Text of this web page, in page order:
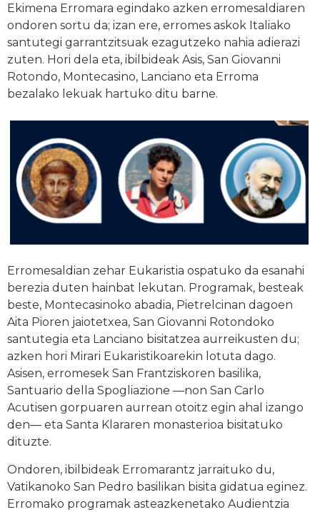
Ekimena Erromara egindako azken erromesaldiaren
ondoren sortu da; izan ere, erromes askok Italiako
santutegi garrantzitsuak ezagutzeko nahia adierazi
zuten. Hori dela eta, ibilbideak Asis, San Giovanni
Rotondo, Montecasino, Lanciano eta Erroma
bezalako lekuak hartuko ditu barne.
Erromesaldian zehar Eukaristia ospatuko da esanahi
berezia duten hainbat lekutan. Programak, besteak
beste, Montecasinoko abadia, Pietrelcinan dagoen
Aita Pioren jaiotetxea, San Giovanni Rotondoko
santutegia eta Lanciano bisitatzea aurreikusten du;
azken hori Mirari Eukaristikoarekin lotuta dago.
Asisen, erromesek San Frantziskoren basilika,
Santuario della Spogliazione —non San Carlo
Acutisen gorpuaren aurrean otoitz egin ahal izango
den— eta Santa Klararen monasterioa bisitatuko
dituzte.
Ondoren, ibilbideak Erromarantz jarraituko du,
Vatikanoko San Pedro basilikan bisita gidatua eginez.
Erromako programak asteazkenetako Audientzia